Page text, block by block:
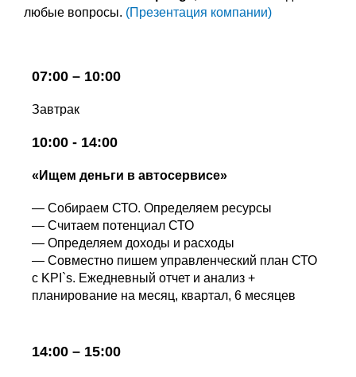
любые вопросы. (Презентация компании)
07:00 – 10:00
Завтрак
10:00 - 14:00
«Ищем деньги в автосервисе»
— Собираем СТО. Определяем ресурсы
— Считаем потенциал СТО
— Определяем доходы и расходы
— Совместно пишем управленческий план СТО
с KPI`s. Ежедневный отчет и анализ +
планирование на месяц, квартал, 6 месяцев
14:00 – 15:00